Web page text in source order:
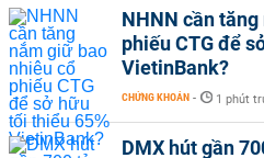
NHNN cần
phiếu CTG để
VietinBank?
CHỨNG KHOÁN - 1 phút
DMX hút gần